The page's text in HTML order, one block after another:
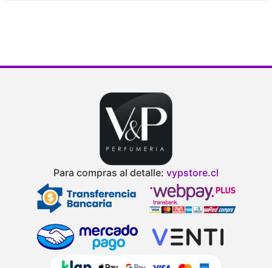
Para compras al detalle: vypstore.cl